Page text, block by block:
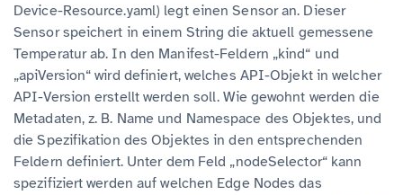
Device-Resource.yaml) legt einen Sensor an. Dieser
Sensor speichert in einem String die aktuell gemessene
Temperatur ab. In den Manifest-Feldern „kind“ und
„apiVersion“ wird definiert, welches API-Objekt in welcher
API-Version erstellt werden soll. Wie gewohnt werden die
Metadaten, z. B. Name und Namespace des Objektes, und
die Spezifikation des Objektes in den entsprechenden
Feldern definiert. Unter dem Feld „nodeSelector“ kann
spezifiziert werden auf welchen Edge Nodes das